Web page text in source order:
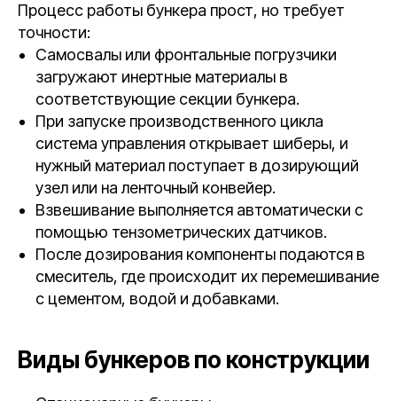
Процесс работы бункера прост, но требует
точности:
Самосвалы или фронтальные погрузчики
загружают инертные материалы в
соответствующие секции бункера.
При запуске производственного цикла
система управления открывает шиберы, и
нужный материал поступает в дозирующий
узел или на ленточный конвейер.
Взвешивание выполняется автоматически с
помощью тензометрических датчиков.
После дозирования компоненты подаются в
смеситель, где происходит их перемешивание
с цементом, водой и добавками.
Виды бункеров по конструкции